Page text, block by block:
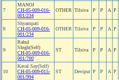
7
MANOJ
CH-05-009-016-
001/234
OTHER Tilsiva P P A P
8
Shyampati
CH-05-009-016-
001/234
OTHER Tilsiva P P A P
9
Rahul
SIngh(Self)
CH-05-009-016-
001/700
ST Tilsiva P P A P
10
Kaval Say(Self)
CH-05-009-015-
001/994
ST Devipur P P A P